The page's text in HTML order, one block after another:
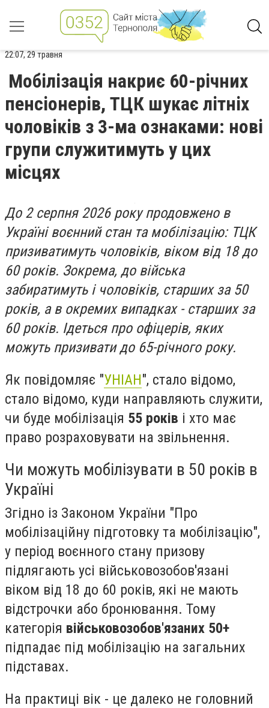
22:07, 29 травня
Мобілізація накриє 60-річних
пенсіонерів, ТЦК шукає літніх
чоловіків з 3-ма ознаками: нові
групи служитимуть у цих
місцях
До 2 серпня 2026 року продовжено в
Україні воєнний стан та мобілізацію: ТЦК
призиватимуть чоловіків, віком від 18 до
60 років. Зокрема, до війська
забиратимуть і чоловіків, старших за 50
років, а в окремих випадках - старших за
60 років. Ідеться про офіцерів, яких
можуть призивати до 65-річного року.
Як повідомляє "УНІАН", стало відомо,
стало відомо, куди направляють служити,
чи буде мобілізація 55 років і хто має
право розраховувати на звільнення.
Чи можуть мобілізувати в 50 років в
Україні
Згідно із Законом України "Про
мобілізаційну підготовку та мобілізацію",
у період воєнного стану призову
підлягають усі військовозобов'язані
віком від 18 до 60 років, які не мають
відстрочки або бронювання. Тому
категорія військовозобов'язаних 50+
підпадає під мобілізацію на загальних
підставах.
На практиці вік - це далеко не головний